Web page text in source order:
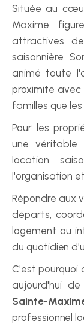
Située au
Maxime
attractives
saisonnière.
animé toute
proximité avec
familles que
Pour les
une véritable
location
l'organisation
Répondre aux
départs,
logement ou
du quotidien
C'est pourquoi
aujourd'hui
Sainte-
professionnel